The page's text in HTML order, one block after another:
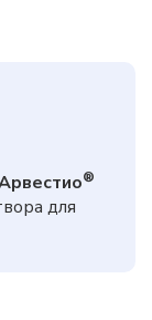
®
для